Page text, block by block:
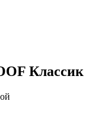
Классик